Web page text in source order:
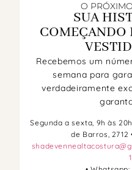
O
SUA
COMEÇANDO
Recebemos um
semana para
verdadeiramente
Segunda a sexta, 9h às 20h
de Barros, 2712